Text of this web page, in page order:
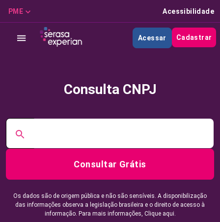
PME Acessibilidade
Acessar Cadastrar
Consulta CNPJ
Consultar Grátis
Os dados são de origem pública e não são sensíveis. A disponibilização
das informações observa a legislação brasileira e o direito de acesso à
informação. Para mais informações, Clique aqui.